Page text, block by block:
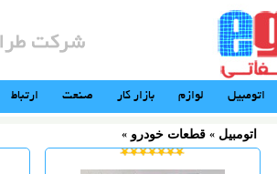
اتومبیل لوازم بازار کار صنعت ارتباط
اتومبیل « قطعات خودرو «